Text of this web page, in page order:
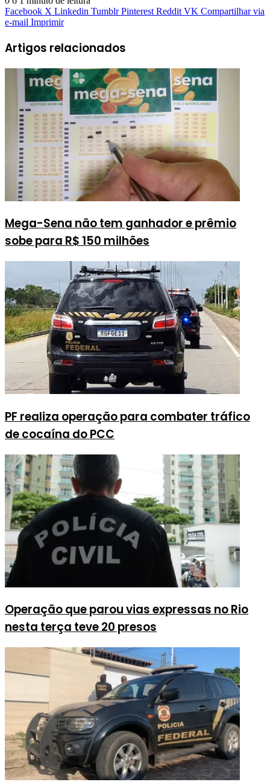
Facebook X Linkedin Tumblr Pinterest Reddit VK Compartilhar via
e-mail Imprimir
Artigos relacionados
Mega-Sena não tem ganhador e prêmio
sobe para R$ 150 milhões
PF realiza operação para combater tráfico
de cocaína do PCC
Operação que parou vias expressas no Rio
nesta terça teve 20 presos